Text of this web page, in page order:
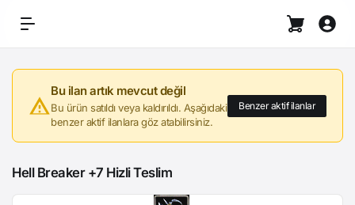
Bu ilan artık mevcut değil
Bu ürün satıldı veya kaldırıldı. Aşağıdaki
benzer aktif ilanlara göz atabilirsiniz.
Benzer aktif ilanlar
Hell Breaker +7 Hizli Teslim